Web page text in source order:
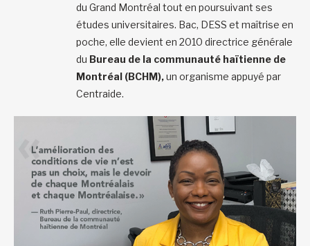
du Grand Montréal tout en poursuivant ses
études universitaires. Bac, DESS et maîtrise en
poche, elle devient en 2010 directrice générale
du Bureau de la communauté haïtienne de
Montréal (BCHM),un organisme appuyé par
Centraide.